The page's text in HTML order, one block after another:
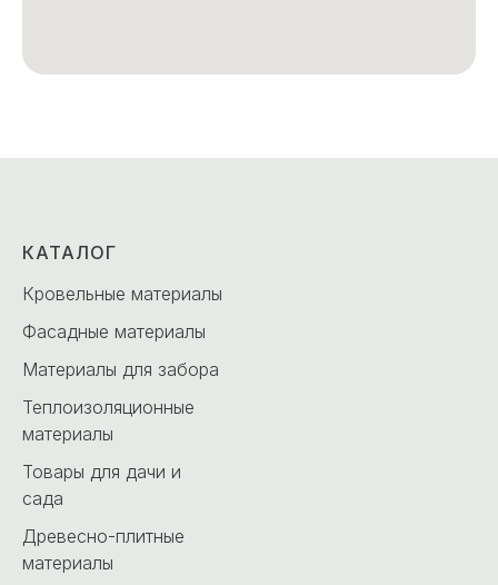
КАТАЛОГ
Кровельные материалы
Фасадные материалы
Материалы для забора
Теплоизоляционные
материалы
Товары для дачи и
сада
Древесно-плитные
материалы